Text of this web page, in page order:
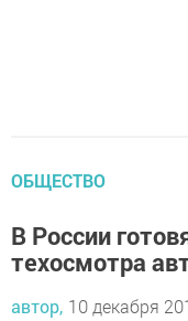
ОБЩЕСТВО
В России
техосмотра
автор, 10 декабря